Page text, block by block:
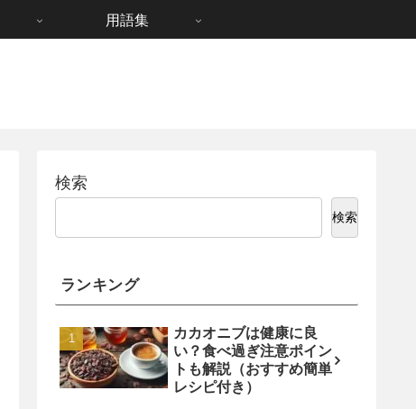
用語集
検索
検索
ランキング
カカオニブは健康に良
い？食べ過ぎ注意ポイン
トも解説（おすすめ簡単
レシピ付き）